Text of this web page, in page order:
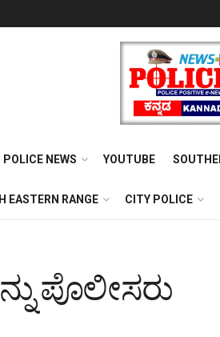
POLICE NEWS YOUTUBE
EASTERN RANGE CITY POLICE
ಪೊಲೀಸರು